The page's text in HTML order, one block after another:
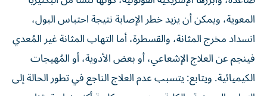
المعوية، ويمكن أن يزيد خطر الإصابة نتيجة احتباس البول،
انسداد مخرج المثانة، والقسطرة، أما التهاب المثانة غير المُعدي
فينجم عن العلاج الإشعاعي، أو بعض الأدوية، أو المُهيجات
الكيميائية. ويتابع: يتسبب عدم العلاج الناجع في تطور الحالة إلى